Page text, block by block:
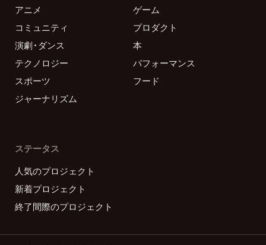
アニメ
ゲーム
コミュニティ
プロダクト
演劇・ダンス
本
テクノロジー
パフォーマンス
スポーツ
フード
ジャーナリズム
ステータス
人気のプロジェクト
新着プロジェクト
終了間際のプロジェクト